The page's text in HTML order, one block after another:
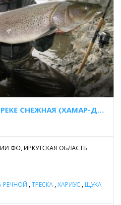
ЗИМНЯЯ РЫБАЛКА НА РЕКЕ СНЕЖНАЯ (ХАМАР-ДАБАН)
ФО, ИРКУТСКАЯ ОБЛАСТЬ
РЕЧНОЙ ,ТРЕСКА ,ХАРИУС , ЩУКА